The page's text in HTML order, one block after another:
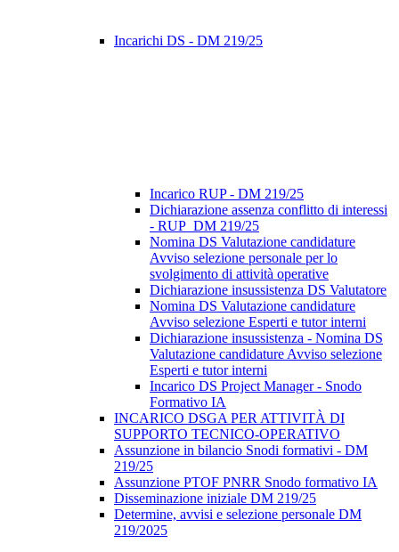
Incarichi DS - DM 219/25
Incarico RUP - DM 219/25
Dichiarazione assenza conflitto di interessi
- RUP_DM 219/25
Nomina DS Valutazione candidature
Avviso selezione personale per lo
svolgimento di attività operative
Dichiarazione insussistenza DS Valutatore
Nomina DS Valutazione candidature
Avviso selezione Esperti e tutor interni
Dichiarazione insussistenza - Nomina DS
Valutazione candidature Avviso selezione
Esperti e tutor interni
Incarico DS Project Manager - Snodo
Formativo IA
INCARICO DSGA PER ATTIVITÀ DI
SUPPORTO TECNICO-OPERATIVO
Assunzione in bilancio Snodi formativi - DM
219/25
Assunzione PTOF PNRR Snodo formativo IA
Disseminazione iniziale DM 219/25
Determine, avvisi e selezione personale DM
219/2025